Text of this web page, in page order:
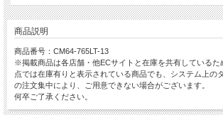
商品説明
商品番号：CM64-765LT-13
※掲載商品は各店舗・他ECサイトと在庫を共有しているた
点では在庫有りと表示されている商品でも、システム上の
の注文集中により、ご用意できない場合がございます。
何卒ご了承ください。